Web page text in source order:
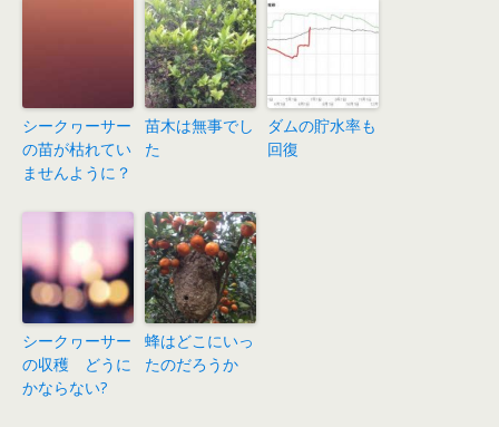
シークヮーサー
の苗が枯れてい
ませんように？
苗木は無事でし
た
ダムの貯水率も
回復
シークヮーサー
の収穫 どうに
かならない?
蜂はどこにいっ
たのだろうか